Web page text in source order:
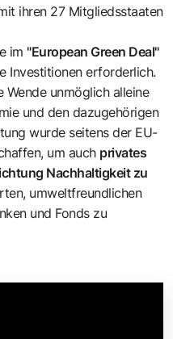
ihren 27 Mitgliedsstaaten
im "European Green Deal"
Investitionen erforderlich.
unmöglich alleine
und den dazugehörigen
wurde seitens der EU-
um auch privates
Nachhaltigkeit zu
umweltfreundlichen
und Fonds zu